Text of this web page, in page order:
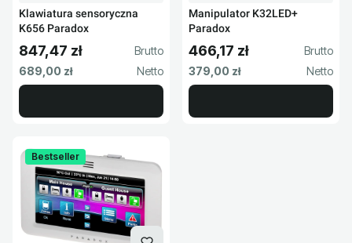
Klawiatura sensoryczna
K656 Paradox
Cena brutto
847,47 zł
Cena netto
689,00 zł
Manipulator K32LED+
Paradox
Cena brutto
466,17 zł
Cena netto
379,00 zł
Bestseller